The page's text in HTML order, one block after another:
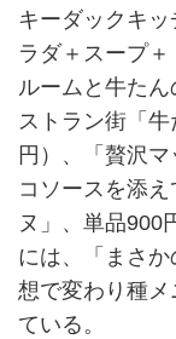
キーダックキ
ラダ＋スープ
ルームと牛た
ストラン街「
円）、「贅沢
コソースを添
ヌ」、単品900
には、「まさ
想で変わり種
ている。